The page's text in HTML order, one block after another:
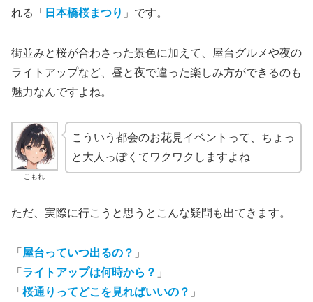
れる「 日本橋桜まつり 」です。
街並みと桜が合わさった景色に加えて、屋台グルメや夜の
ライトアップなど、昼と夜で違った楽しみ方ができるのも
魅力なんですよね。
こもれ
こういう都会のお花見イベントって、ちょっ
と大人っぽくてワクワクしますよね
ただ、実際に行こうと思うとこんな疑問も出てきます。
「 屋台っていつ出るの？ 」
「 ライトアップは何時から？ 」
「 桜通りってどこを見ればいいの？ 」